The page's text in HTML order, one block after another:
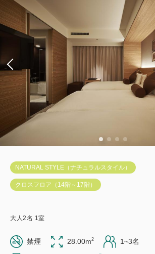
NATURAL STYLE（ナチュラルスタイル）
クロスフロア（14階～17階）
大人2名 1室
禁煙 28.00m2 1~3名